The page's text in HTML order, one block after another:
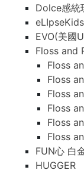
Dolce感統
EVO(美國
Floss and
Floss
Floss
Floss
Floss
Floss
Floss
FUN心 白
HUGGER